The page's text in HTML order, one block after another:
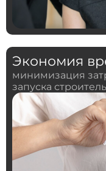
Экономия
минимизация
запуска